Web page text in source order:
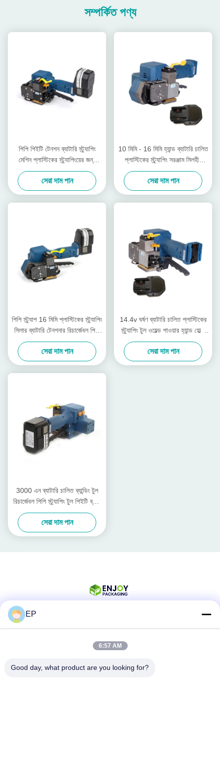
সম্পর্কিত পণ্য
পিপি পিইটি টেনশন ব্যাটারি স্ট্র্যাপিং
মেশিন প্লাস্টিকের স্ট্র্যাপিংয়ের জন্য
3000 এন টেনশন
সেরা দাম পান
10 মিমি - 16 মিমি হ্যান্ড ব্যাটারি চালিত
প্লাস্টিকের স্ট্র্যাপিং সরঞ্জাম সিলহীন
ওয়্যারলেস ম্যানুয়াল প্যালেট স্ট্র্যাপার
সেরা দাম পান
পিপি স্ট্র্যাপ 16 মিমি প্লাস্টিকের স্ট্র্যাপিং
সিলার ব্যাটারি টেনশনার রিচার্জেবল পিপি
স্ট্র্যাপ প্যাকিং মেশিন
সেরা দাম পান
14.4v ঘর্ষণ ব্যাটারি চালিত প্লাস্টিকের
স্ট্র্যাপিং টুল ওয়েল্ড পাওয়ার হ্যান্ড হোল্ড
স্ট্র্যাপিং টুল
সেরা দাম পান
3000 এন ব্যাটারি চালিত ব্যান্ডিং টুল
রিচার্জেবল পিপি স্ট্র্যাপিং টুল পিইটি ব্যান্ড
13 মিমি - 19 মিমি
সেরা দাম পান
EP
6:57 AM
Good day, what product are you looking for?